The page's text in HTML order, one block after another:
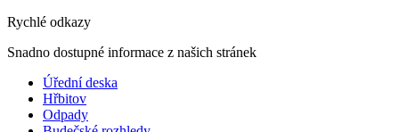
Rychlé odkazy
Snadno dostupné informace z našich stránek
Úřední deska
Hřbitov
Odpady